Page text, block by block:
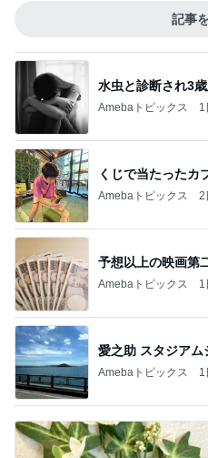
記事
水虫と診断され3
Amebaトピックス 1
くじで当たったカ
Amebaトピックス 2
予想以上の映画第
Amebaトピックス 1
愛之助 スタジア
Amebaトピックス 1